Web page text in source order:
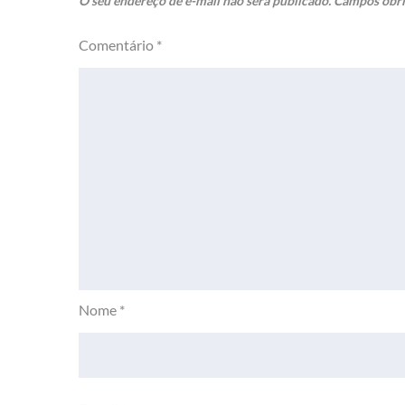
Comentário *
Nome *